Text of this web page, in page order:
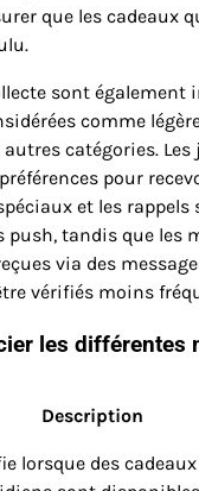
que les cadeaux
sont également
comme
catégories. Les
pour
et les
tandis que les
via des
vérifiés moins
les différentes
Description
lorsque des cadeaux